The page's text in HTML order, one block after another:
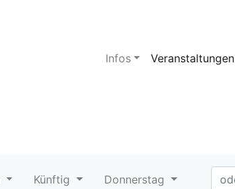
Infos Veranstaltungen
Künftig Donnerstag